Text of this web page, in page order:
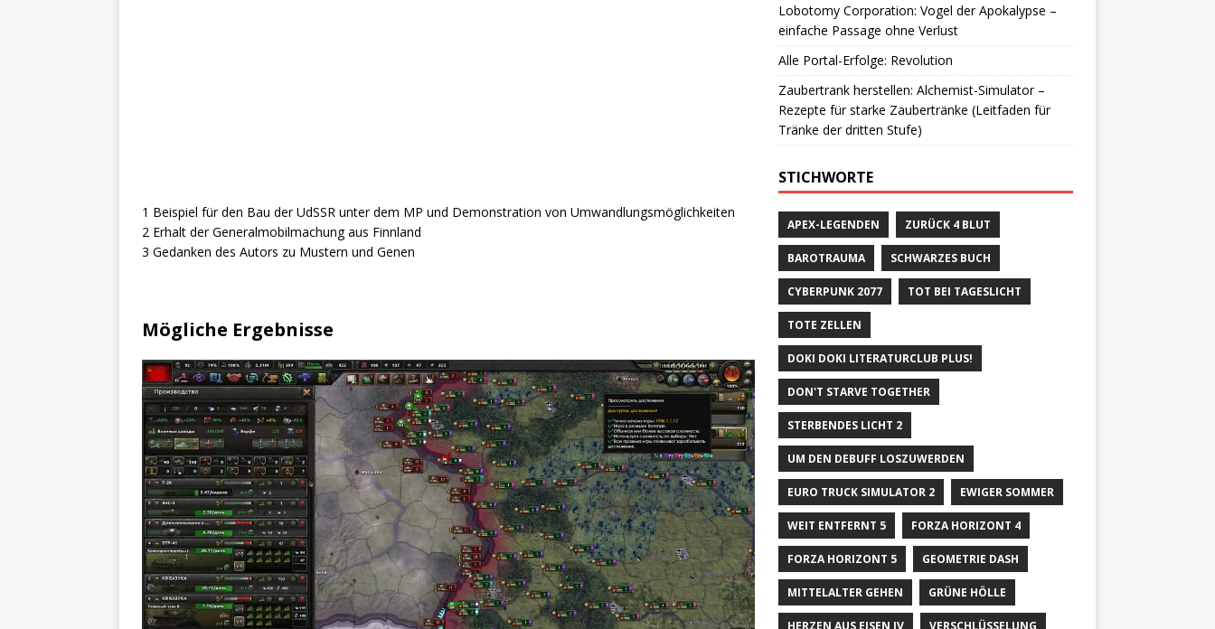
1 Beispiel für den Bau der UdSSR unter dem MP und Demonstration von Umwandlungsmöglichkeiten
2 Erhalt der Generalmobilmachung aus Finnland
3 Gedanken des Autors zu Mustern und Genen
Mögliche Ergebnisse
Lobotomy Corporation: Vogel der Apokalypse –
einfache Passage ohne Verlust
Alle Portal-Erfolge: Revolution
Zaubertrank herstellen: Alchemist-Simulator –
Rezepte für starke Zaubertränke (Leitfaden für
Tränke der dritten Stufe)
STICHWORTE
APEX-LEGENDEN ZURÜCK 4 BLUT
BAROTRAUMA SCHWARZES BUCH
CYBERPUNK 2077 TOT BEI TAGESLICHT
TOTE ZELLEN
DOKI DOKI LITERATURCLUB PLUS!
DON'T STARVE TOGETHER
STERBENDES LICHT 2
UM DEN DEBUFF LOSZUWERDEN
EURO TRUCK SIMULATOR 2 EWIGER SOMMER
WEIT ENTFERNT 5 FORZA HORIZONT 4
FORZA HORIZONT 5 GEOMETRIE DASH
MITTELALTER GEHEN GRÜNE HÖLLE
HERZEN AUS EISEN IV VERSCHLÜSSELUNG